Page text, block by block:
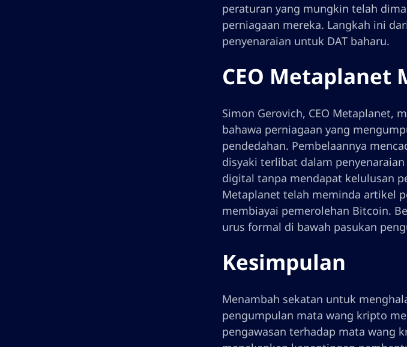
peraturan yang mungkin telah
perniagaan mereka. Langkah ini
penyenaraian untuk DAT baharu.
CEO Metaplanet
Simon Gerovich, CEO Metaplanet,
bahawa perniagaan yang
pendedahan. Pembelaannya
disyaki terlibat dalam
digital tanpa mendapat kelulusan
Metaplanet telah meminda artikel
membiayai pemerolehan Bitcoin.
urus formal di bawah pasukan
Kesimpulan
Menambah sekatan untuk
pengumpulan mata wang kripto
pengawasan terhadap mata wang